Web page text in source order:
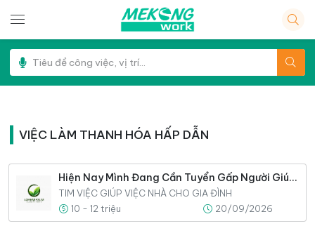
VIỆC LÀM THANH HÓA HẤP DẪN
Hiện Nay Mình Đang Cần Tuyển Gấp Người Giúp Việc Cho Gia Đình
TIM VIỆC GIÚP VIỆC NHÀ CHO GIA ĐÌNH
10 - 12 triệu
20/09/2026